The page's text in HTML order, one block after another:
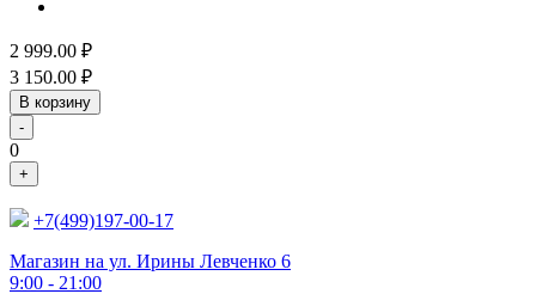
2 999.00 ₽
3 150.00 ₽
В корзину
-
0
+
+7(499)197-00-17
Магазин на ул. Ирины Левченко 6
9:00 - 21:00